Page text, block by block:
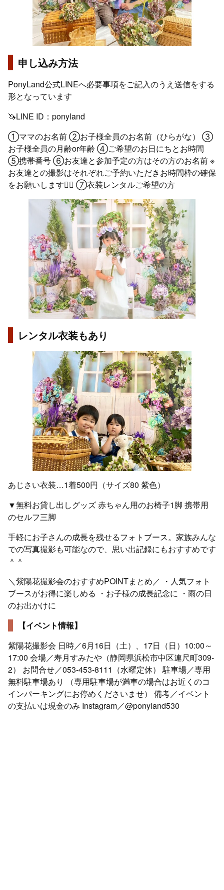
申し込み方法
PonyLand公式LINEへ必要事項をご記入のうえ送信をする
形となっています
🦄LINE ID：ponyland
①ママのお名前 ②お子様全員のお名前（ひらがな） ③
お子様全員の月齢or年齢 ④ご希望のお日にちとお時間
⑤携帯番号 ⑥お友達と参加予定の方はその方のお名前 ※
お友達との撮影はそれぞれご予約いただきお時間枠の確保
をお願いします🙇‍♀️ ⑦衣装レンタルご希望の方
レンタル衣装もあり
あじさい衣装…1着500円（サイズ80 紫色）
▼無料お貸し出しグッズ 赤ちゃん用のお椅子1脚 携帯用
のセルフ三脚
手軽にお子さんの成長を残せるフォトブース。家族みんな
での写真撮影も可能なので、思い出記録にもおすすめです
＾＾
＼紫陽花撮影会のおすすめPOINTまとめ／ ・人気フォト
ブースがお得に楽しめる ・お子様の成長記念に ・雨の日
のお出かけに
【イベント情報】
紫陽花撮影会 日時／6月16日（土）、17日（日）10:00～
17:00 会場／寿月すみたや（静岡県浜松市中区連尺町309-
2） お問合せ／053-453-8111（水曜定休） 駐車場／専用
無料駐車場あり （専用駐車場が満車の場合はお近くのコ
インパーキングにお停めくださいませ） 備考／イベント
の支払いは現金のみ Instagram／@ponyland530